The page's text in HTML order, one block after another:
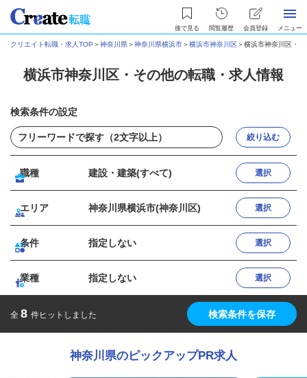
後で見る 閲覧履歴 会員登録 メニュー
クリエイト転職・求人TOP ＞神奈川県＞神奈川県横浜市＞横浜市神奈川区＞横浜市神奈川区・
横浜市神奈川区・その他の転職・求人情報
検索条件の設定
絞り込む
職種 建設・建築(すべて) 選択
エリア 神奈川県横浜市(神奈川区) 選択
条件 指定しない 選択
業種 指定しない 選択
全 8 件ヒットしました 検索条件を保存
神奈川県のピックアップPR求人